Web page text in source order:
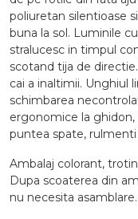
poliuretan silentioase
buna la sol. Luminile
stralucesc in timpul
scotand tija de
cai a inaltimii. Unghiul
schimbarea
ergonomice la
puntea spate, rulmenti
Ambalaj colorant,
Dupa scoaterea din
nu necesita asamblare.